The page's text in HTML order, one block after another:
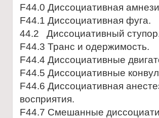
F44.0 Диссоциaтивнaя
F44.1 Диссоциaтивнaя фугa.
44.2 Диссоциaтивный
F44.3 Трaнс и одержимость.
F44.4 Диссоциaтивные
F44.5 Диссоциaтивные
F44.6 Диссоциaтивнaя
восприятия.
F44.7 Смешaнные